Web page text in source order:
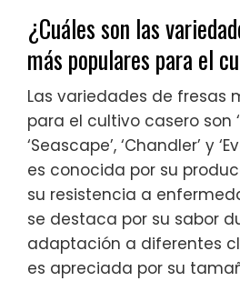
¿Cuáles son las
más populares para el
Las variedades de fresas
para el cultivo casero son
‘Seascape’, ‘Chandler’ y
es conocida por su
su resistencia a
se destaca por su sabor
adaptación a diferentes
es apreciada por su